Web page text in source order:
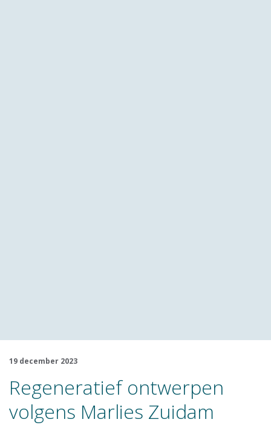
19 december 2023
Regeneratief ontwerpen
volgens Marlies Zuidam